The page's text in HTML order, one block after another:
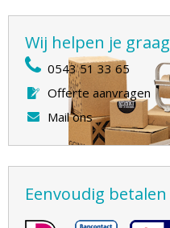
Wij helpen je graag
0543 51 33 65
Offerte aanvragen
Mail ons
Eenvoudig betalen